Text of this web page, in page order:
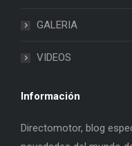
GALERIA
VIDEOS
Información
Directomotor, blog